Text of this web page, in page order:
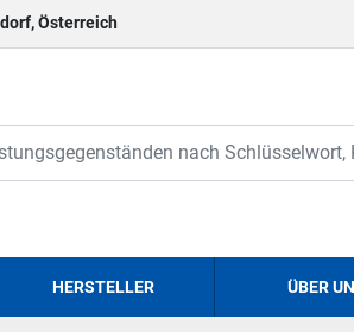
Österreich
HERSTELLER ÜBER